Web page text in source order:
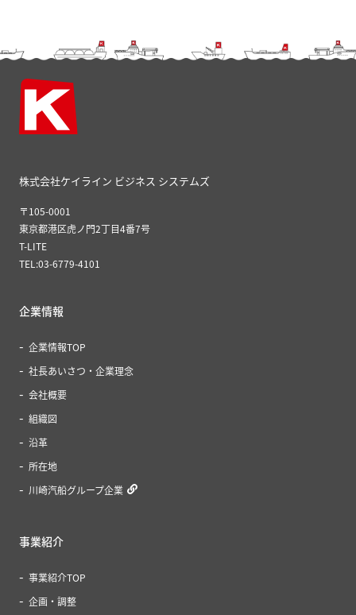
株式会社ケイライン ビジネス システムズ
〒105-0001
東京都港区虎ノ門2丁目4番7号
T-LITE
TEL:03-6779-4101
企業情報
企業情報TOP
社長あいさつ・企業理念
会社概要
組織図
沿革
所在地
川崎汽船グループ企業
事業紹介
事業紹介TOP
企画・調整